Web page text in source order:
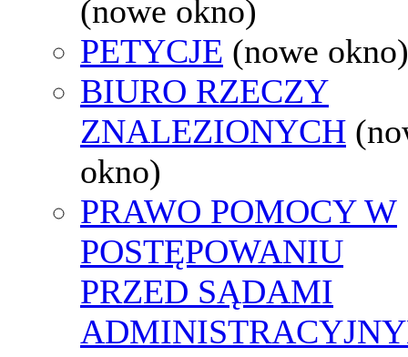
(nowe okno)
PETYCJE (nowe okno)
BIURO RZECZY
ZNALEZIONYCH
okno)
PRAWO POMOCY W
POSTĘPOWANIU
PRZED SĄDAMI